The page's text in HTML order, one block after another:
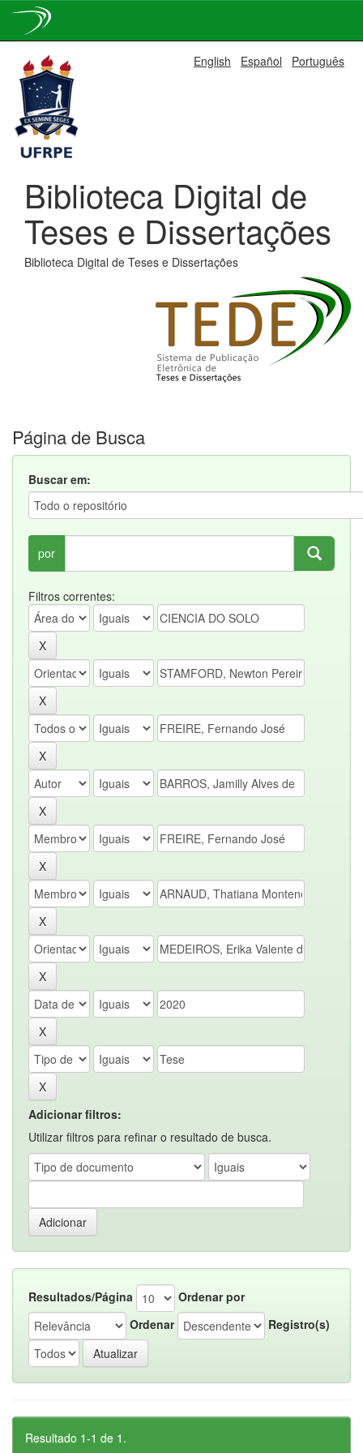
navigation
English Español Português
Biblioteca Digital de
Teses e Dissertações
Biblioteca Digital de Teses e Dissertações
Página de Busca
Buscar em:
por
Filtros correntes:
Adicionar filtros:
Utilizar filtros para refinar o resultado de busca.
Resultados/Página
Ordenar por
Ordenar
Registro(s)
Resultado 1-1 de 1.